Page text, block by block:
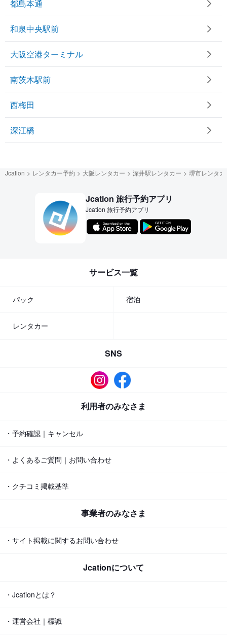
都島本通
和泉中央駅前
大阪空港ターミナル
南茨木駅前
西梅田
深江橋
Jcation レンタカー予約 大阪レンタカー 深井駅レンタカー 堺市レンタカ
Jcation 旅行予約アプリ
Jcation 旅行予約アプリ
サービス一覧
パック 宿泊
レンタカー
SNS
利用者のみなさま
・予約確認｜キャンセル
・よくあるご質問｜お問い合わせ
・クチコミ掲載基準
事業者のみなさま
・サイト掲載に関するお問い合わせ
Jcationについて
・Jcationとは？
・運営会社｜標識